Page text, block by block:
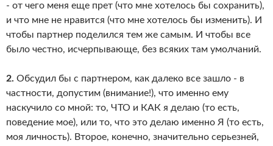
- от чего меня еще прет (что мне хотелось бы сохранить),
и что мне не нравится (что мне хотелось бы изменить). И
чтобы партнер поделился тем же самым. И чтобы все
было честно, исчерпывающе, без всяких там умолчаний.
2. Обсудил бы с партнером, как далеко все зашло - в
частности, допустим (внимание!), что именно ему
наскучило со мной: то, ЧТО и КАК я делаю (то есть,
поведение мое), или то, что это делаю именно Я (то есть,
моя личность). Второе, конечно, значительно серьезней,